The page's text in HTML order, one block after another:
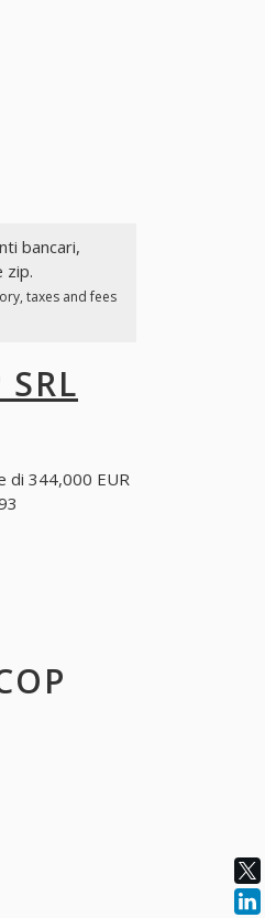
bancari,
zip.
taxes and fees
SRL
di 344,000 EUR